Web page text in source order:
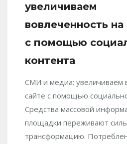
увеличиваем
вовлеченность на
с помощью
контента
СМИ и медиа: увеличиваем
сайте с помощью
Средства массовой
площадки переживают
трансформацию.